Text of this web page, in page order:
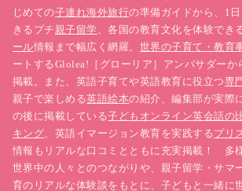
じめての子連れ海外旅行の準備ガイドから、1
きるプチ 親子留学 、各国の教育文化を体験でき
ール情報まで幅広く網羅。 世界の子育て・教育
ートするGlolea!［グローリア］アンバサダーか
掲載。また、英語子育てや英語教育に役立つ専
親子で楽しめる英語絵本の紹介、編集部が実際
の後に掲載している子どもオンライン英会話の
キング 、英語イマージョン教育を実践するプリ
情報もリアルな口コミとともに充実掲載！ 多
世界中の人々とのつながりや、親子留学・サマ
育のリアルな体験談をもとに、子どもと一緒に